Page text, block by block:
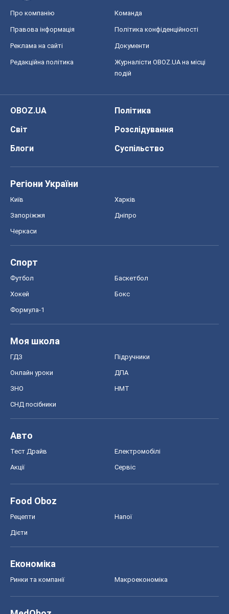
Про компанію Команда
Правова інформація Політика конфіденційності
Реклама на сайті Документи
Редакційна політика
Журналісти OBOZ.UA на місці
подій
OBOZ.UA
Політика
Світ
Розслідування
Блоги
Суспільство
Регіони України
Київ Харків
Запоріжжя Дніпро
Черкаси
Спорт
Футбол Баскетбол
Хокей Бокс
Формула-1
Моя школа
ГДЗ Підручники
Онлайн уроки ДПА
ЗНО НМТ
СНД посібники
Авто
Тест Драйв Електромобілі
Акції Сервіс
Food Oboz
Рецепти Напої
Дієти
Економіка
Ринки та компанії Макроекономіка